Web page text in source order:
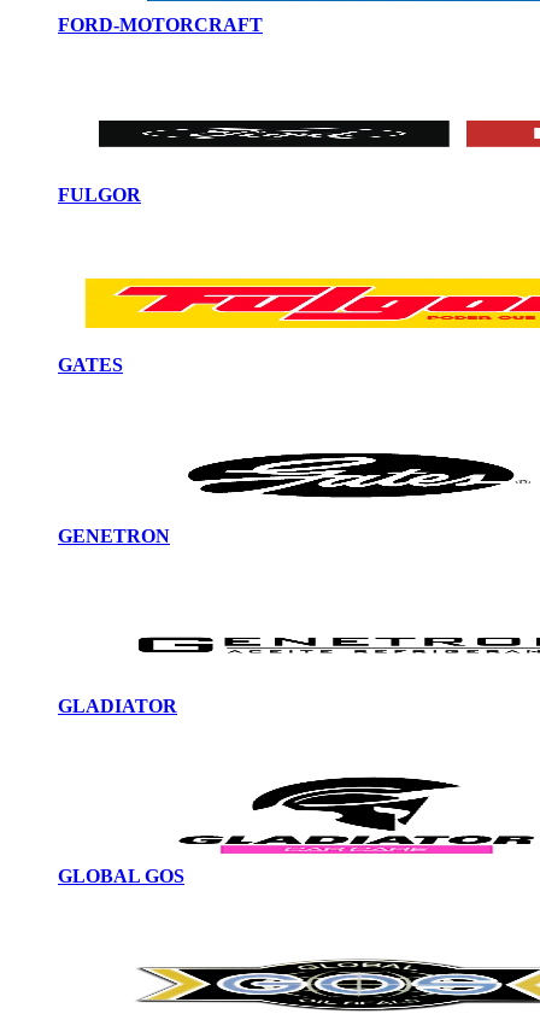
FORD-MOTORCRAFT
FULGOR
GATES
GENETRON
GLADIATOR
GLOBAL GOS